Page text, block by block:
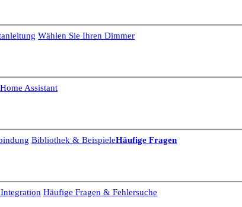
Wählen Sie Ihren Dimmer
Home Assistant
Bibliothek & BeispieleHäufige Fragen
Häufige Fragen & Fehlersuche